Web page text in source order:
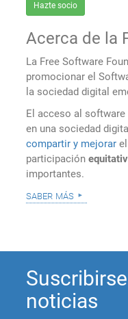
Hazte socio
Acerca de la
La Free Software
promocionar el
la sociedad digital
El acceso al
en una sociedad
compartir y mejorar
participación
importantes.
saber más
noticias